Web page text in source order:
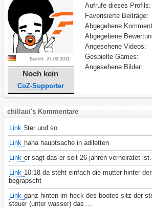
Beitritt: 27.09.2011
Noch kein
CoZ-Supporter
Aufrufe dieses Profils:
Favorisierte Beiträge:
Abgegebene
Abgegebene
Angesehene Videos:
Gespielte Games:
Angesehene Bilder:
chillaui's Kommentare
Link 5ter und so
Link haha hauptsache in adiletten
Link er sagt das er seit 26 jahren verheiratet
Link 10:18 da steht einfach die mutter hinter
begrapscht
Link ganz hinten im heck des bootes sitz der
steuer (unter wasser) das ...